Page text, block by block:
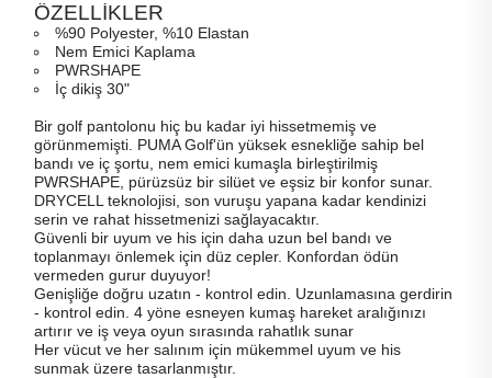
ÖZELLİKLER
%90 Polyester, %10 Elastan
Nem Emici Kaplama
PWRSHAPE
İç dikiş 30"
Bir golf pantolonu hiç bu kadar iyi hissetmemiş ve
görünmemişti. PUMA Golf'ün yüksek esnekliğe sahip bel
bandı ve iç şortu, nem emici kumaşla birleştirilmiş
PWRSHAPE, pürüzsüz bir silüet ve eşsiz bir konfor sunar.
DRYCELL teknolojisi, son vuruşu yapana kadar kendinizi
serin ve rahat hissetmenizi sağlayacaktır.
Güvenli bir uyum ve his için daha uzun bel bandı ve
toplanmayı önlemek için düz cepler. Konfordan ödün
vermeden gurur duyuyor!
Genişliğe doğru uzatın - kontrol edin. Uzunlamasına gerdirin
- kontrol edin. 4 yöne esneyen kumaş hareket aralığınızı
artırır ve iş veya oyun sırasında rahatlık sunar
Her vücut ve her salınım için mükemmel uyum ve his
sunmak üzere tasarlanmıştır.